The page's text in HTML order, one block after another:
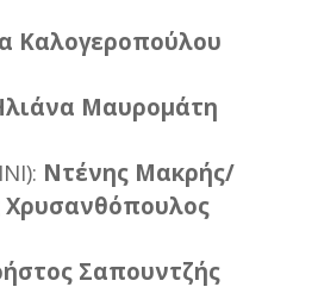
Καλογεροπούλου
Μαυρομάτη
Ντένης Μακρής/
Χρυσανθόπουλος
Σαπουντζής